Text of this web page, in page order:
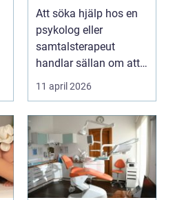
du behöver prata
med någon
Att söka hjälp hos en
psykolog eller
samtalsterapeut
handlar sällan om att
vara svag....
11 april 2026